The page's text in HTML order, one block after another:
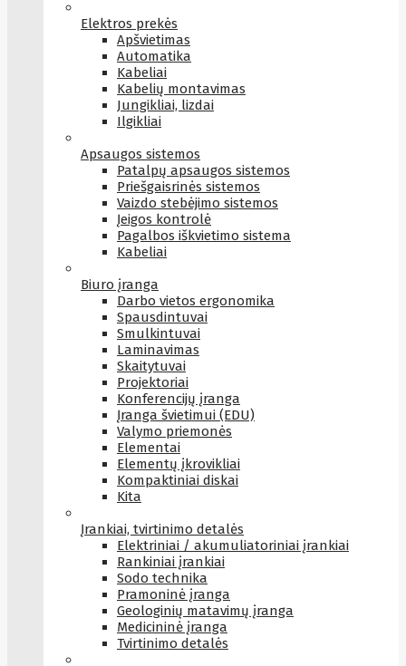
Elektros prekės
Apšvietimas
Automatika
Kabeliai
Kabelių montavimas
Jungikliai, lizdai
Ilgikliai
Apsaugos sistemos
Patalpų apsaugos sistemos
Priešgaisrinės sistemos
Vaizdo stebėjimo sistemos
Įeigos kontrolė
Pagalbos iškvietimo sistema
Kabeliai
Biuro įranga
Darbo vietos ergonomika
Spausdintuvai
Smulkintuvai
Laminavimas
Skaitytuvai
Projektoriai
Konferencijų įranga
Įranga švietimui (EDU)
Valymo priemonės
Elementai
Elementų įkrovikliai
Kompaktiniai diskai
Kita
Įrankiai, tvirtinimo detalės
Elektriniai / akumuliatoriniai įrankiai
Rankiniai įrankiai
Sodo technika
Pramoninė įranga
Geologinių matavimų įranga
Medicininė įranga
Tvirtinimo detalės